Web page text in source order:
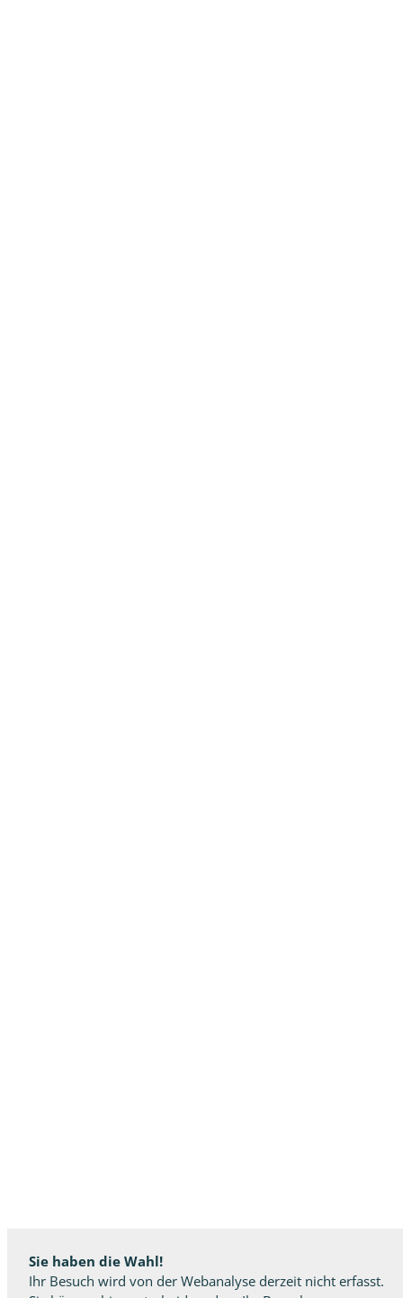
Sie haben die Wahl!
Ihr Besuch wird von der Webanalyse derzeit nicht erfasst.